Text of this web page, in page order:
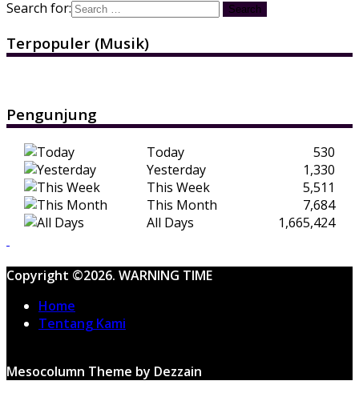
Search for:
Terpopuler (Musik)
Pengunjung
Today
530
Yesterday
1,330
This Week
5,511
This Month
7,684
All Days
1,665,424
Copyright ©2026. WARNING TIME
Home
Tentang Kami
Mesocolumn Theme by Dezzain